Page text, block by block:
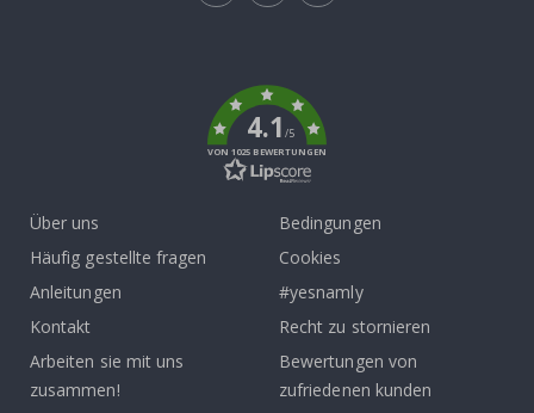
4.1/5
VON 1025 BEWERTUNGEN
Über uns
Häufig gestellte fragen
Anleitungen
Kontakt
Arbeiten sie mit uns
zusammen!
Bedingungen
Cookies
#yesnamly
Recht zu stornieren
Bewertungen von
zufriedenen kunden